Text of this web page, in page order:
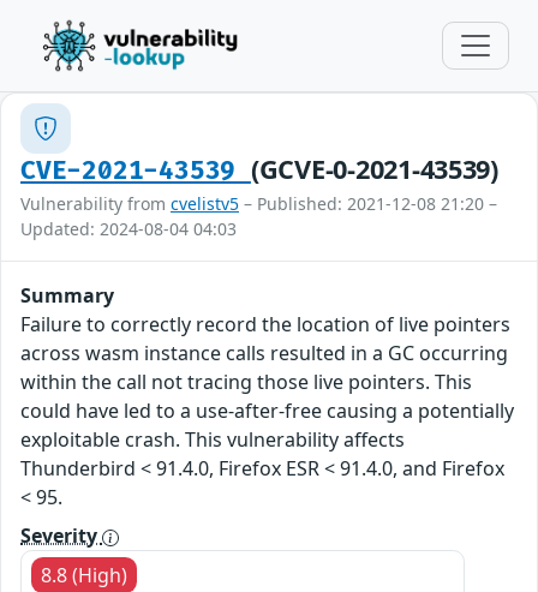
CVE-2021-43539 (GCVE-0-2021-43539)
Vulnerability from cvelistv5 – Published: 2021-12-08 21:20 –
Updated: 2024-08-04 04:03
Summary
Failure to correctly record the location of live pointers
across wasm instance calls resulted in a GC occurring
within the call not tracing those live pointers. This
could have led to a use-after-free causing a potentially
exploitable crash. This vulnerability affects
Thunderbird < 91.4.0, Firefox ESR < 91.4.0, and Firefox
< 95.
Severity
8.8 (High)